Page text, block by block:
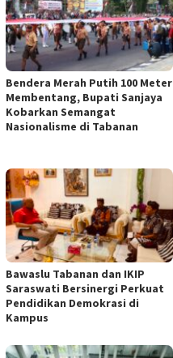
Bendera Merah Putih 100 Meter
Membentang, Bupati Sanjaya
Kobarkan Semangat
Nasionalisme di Tabanan
Bawaslu Tabanan dan IKIP
Saraswati Bersinergi Perkuat
Pendidikan Demokrasi di
Kampus